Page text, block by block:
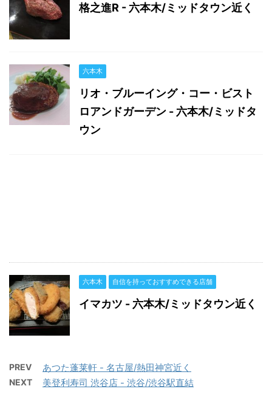
格之進R - 六本木/ミッドタウン近く
六本木
リオ・ブルーイング・コー・ビスト
ロアンドガーデン - 六本木/ミッドタ
ウン
六本木 自信を持っておすすめできる店舗
イマカツ - 六本木/ミッドタウン近く
PREV あつた蓬莱軒 - 名古屋/熱田神宮近く
NEXT 美登利寿司 渋谷店 - 渋谷/渋谷駅直結